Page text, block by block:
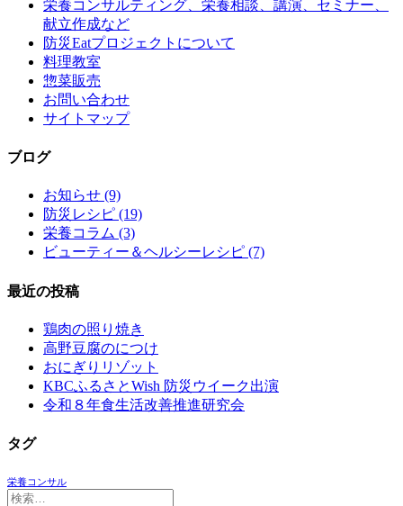
栄養コンサルティング、栄養相談、講演、セミナー、
献立作成など
防災Eatプロジェクトについて
料理教室
惣菜販売
お問い合わせ
サイトマップ
ブログ
お知らせ (9)
防災レシピ (19)
栄養コラム (3)
ビューティー＆ヘルシーレシピ (7)
最近の投稿
鶏肉の照り焼き
高野豆腐のにつけ
おにぎりリゾット
KBCふるさとWish 防災ウイーク出演
令和８年食生活改善推進研究会
タグ
栄養コンサル
検